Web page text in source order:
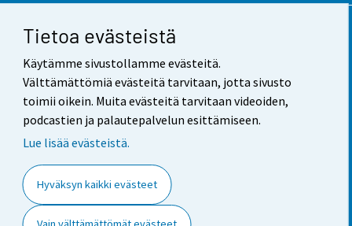
Tietoa evästeistä
Käytämme sivustollamme evästeitä.
Välttämättömiä evästeitä tarvitaan, jotta sivusto
toimii oikein. Muita evästeitä tarvitaan videoiden,
podcastien ja palautepalvelun esittämiseen.
Lue lisää evästeistä.
Hyväksyn kaikki evästeet
Yhteystiedot
Palaute
Käyttöehdot
Saavutettavuus
Tietoa sivustosta